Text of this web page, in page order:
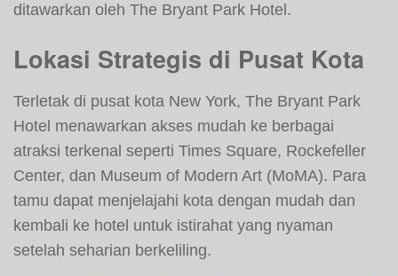
ditawarkan oleh The Bryant Park Hotel.
Lokasi Strategis di Pusat Kota
Terletak di pusat kota New York, The Bryant Park
Hotel menawarkan akses mudah ke berbagai
atraksi terkenal seperti Times Square, Rockefeller
Center, dan Museum of Modern Art (MoMA). Para
tamu dapat menjelajahi kota dengan mudah dan
kembali ke hotel untuk istirahat yang nyaman
setelah seharian berkeliling.